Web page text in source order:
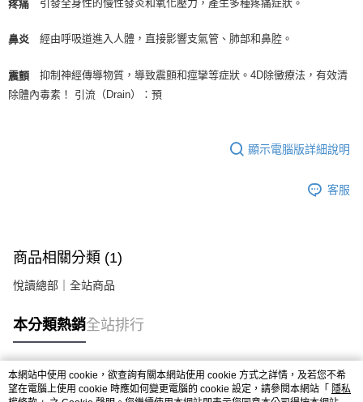
疼痛 引發全身性的慢性發炎和氧化壓力，產生多種疼痛症狀。
鼻炎 經由呼吸道進入人體，直接影響支氣管、肺部和鼻腔。
震顫 抑制神經傳導物質，導致震顫和痙攣等症狀。4D除黴療法，有效清
除體內毒素！ 引流（Drain）：預
顯示電腦版詳細說明
客服
商品相關分類 (1)
悅讀總部｜全站商品
本分類熱銷全站排行
熱門標籤
本網站中使用 cookie，欲查詢有關本網站使用 cookie 方式之詳情，及若您不希
望在電腦上使用 cookie 時應如何變更電腦的 cookie 設定，請參閱本網站「 隱私